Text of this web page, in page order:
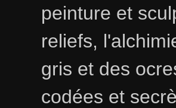
peinture et
reliefs,
gris et des
codées et